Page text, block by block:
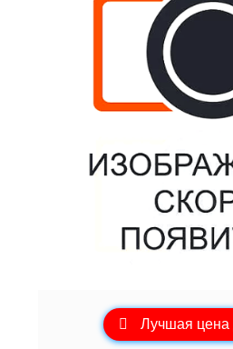
Лучшая цена